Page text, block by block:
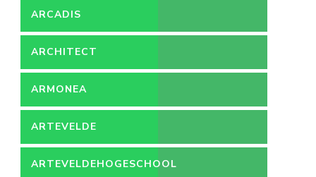
ARCADIS
ARCHITECT
ARMONEA
ARTEVELDE
ARTEVELDEHOGESCHOOL